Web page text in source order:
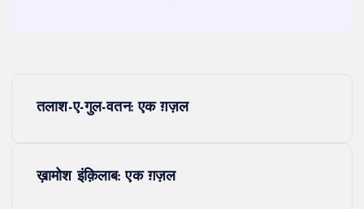
तलाश-ए-गुल-वतन: एक ग़ज़ल
ख़ामोश इंक़िलाब: एक ग़ज़ल